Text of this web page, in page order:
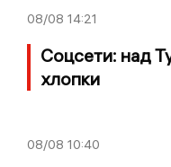
08/08 14:21
Соцсети: над
хлопки
08/08 10:40